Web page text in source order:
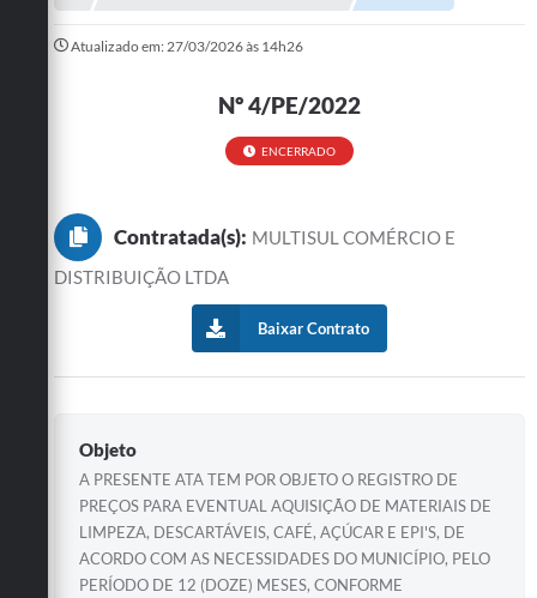
Legislação
Editais
Atualizado em: 27/03/2026 às 14h26
Nº 4/PE/2022
ENCERRADO
Contratada(s): MULTISUL COMÉRCIO E
DISTRIBUIÇÃO LTDA
Baixar Contrato
Objeto
A PRESENTE ATA TEM POR OBJETO O REGISTRO DE
PREÇOS PARA EVENTUAL AQUISIÇÃO DE MATERIAIS DE
LIMPEZA, DESCARTÁVEIS, CAFÉ, AÇÚCAR E EPI'S, DE
ACORDO COM AS NECESSIDADES DO MUNICÍPIO, PELO
PERÍODO DE 12 (DOZE) MESES, CONFORME